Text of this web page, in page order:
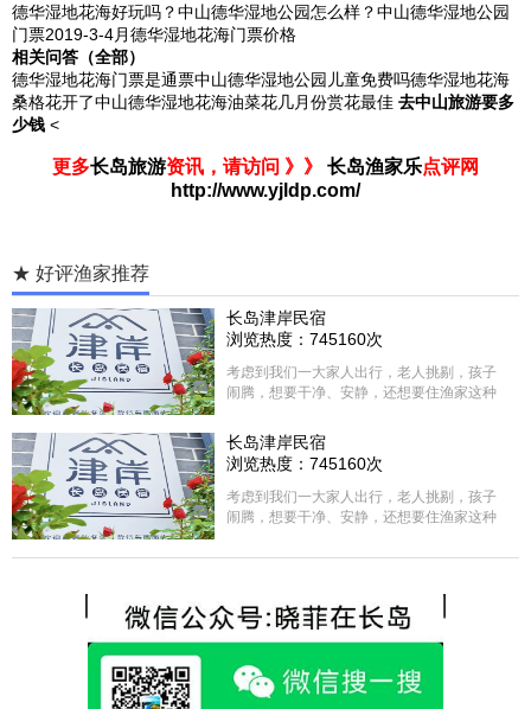
德华湿地花海好玩吗？中山德华湿地公园怎么样？中山德华湿地公园
门票2019-3-4月德华湿地花海门票价格
相关问答（全部）
德华湿地花海门票是通票中山德华湿地公园儿童免费吗德华湿地花海
桑格花开了中山德华湿地花海油菜花几月份赏花最佳 去中山旅游要多
少钱 <
更多长岛旅游资讯，请访问 》》 长岛渔家乐点评网
http://www.yjldp.com/
★ 好评渔家推荐
长岛津岸民宿
浏览热度：745160次
考虑到我们一大家人出行，老人挑剔，孩子
闹腾，想要干净、安静，还想要住渔家这种
选择津岸民宿，实际体验客房很干净，饭菜
方面家里老人也很满意，整体饭菜给搭配的
很好，每顿饭也不重样的，海鲜确实是非常
的新鲜呢，另外值得一提的是，他家的海菜
包子非常好吃。 其实长岛可选的酒店、民宿
各不相同，可以根据自己的喜好选择。非常
热情，能根据我提出的需求来安排房间，这
点很好。
长岛津岸民宿
浏览热度：745160次
考虑到我们一大家人出行，老人挑剔，孩子
闹腾，想要干净、安静，还想要住渔家这种
选择津岸民宿，实际体验客房很干净，饭菜
很好，每顿饭也不重样的，海鲜确实是非常
的新鲜呢，另外值得一提的是，他家的海菜
包子非常好吃。 其实长岛可选的酒店、民宿
各不相同，可以根据自己的喜好选择。非常
推荐津岸民宿，关键是老板娘晓菲很细心、